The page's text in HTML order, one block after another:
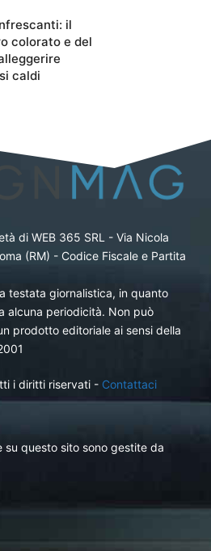
il
colorato e del
caldi
di WEB 365 SRL - Via Nicola
(RM) - Codice Fiscale e Partita
testata giornalistica, in quanto
alcuna periodicità. Non può
prodotto editoriale ai sensi della
i diritti riservati - Contattaci
questo sito sono gestite da